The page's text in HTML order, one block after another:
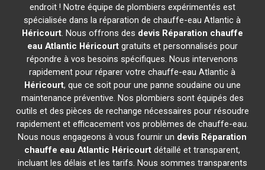
endroit ! Notre équipe de plombiers expérimentés est
spécialisée dans la réparation de chauffe-eau Atlantic à
Héricourt. Nous offrons des devis Réparation chauffe
eau Atlantic Héricourtgratuits et personnalisés pour
répondre à vos besoins spécifiques. Nous intervenons
rapidement pour réparer votre chauffe-eau Atlantic à
Héricourt, que ce soit pour une panne soudaine ou une
maintenance préventive. Nos plombiers sont équipés des
outils et des pièces de rechange nécessaires pour résoudre
rapidement et efficacement vos problèmes de chauffe-eau.
Nous nous engageons à vous fournir un devis Réparation
chauffe eau Atlantic Héricourt détaillé et transparent,
incluant les délais et les tarifs. Nous sommes transparents